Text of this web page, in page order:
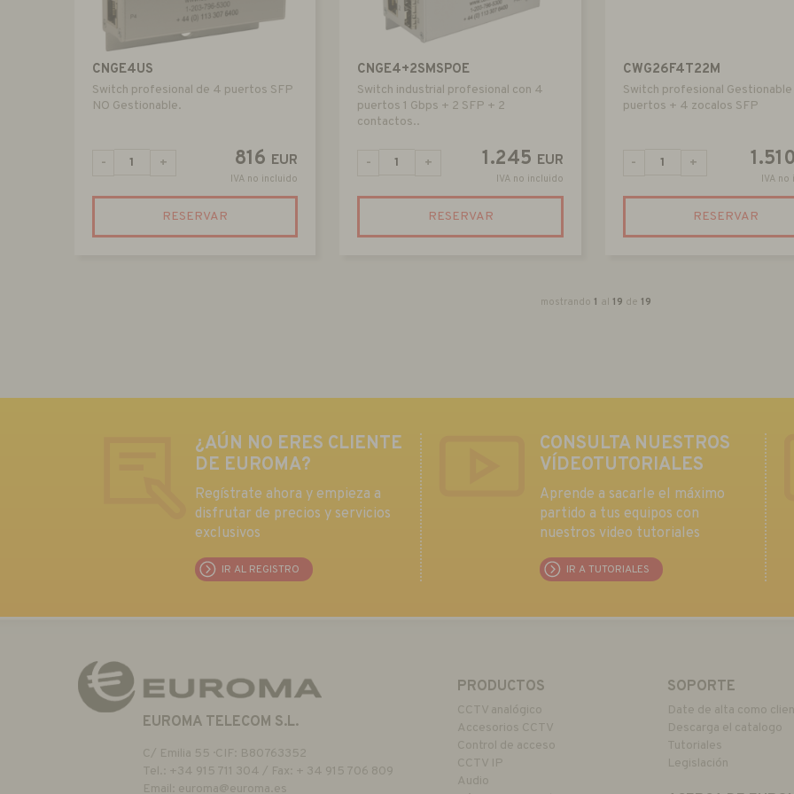
CNGE4US
Switch profesional de 4 puertos SFP
NO Gestionable.
816 EUR
IVA no incluido
- +
RESERVAR
CNGE4+2SMSPOE
Switch industrial profesional con 4
puertos 1 Gbps + 2 SFP + 2
contactos..
1.245 EUR
IVA no incluido
- +
RESERVAR
CWG26F4T22M
Switch profesional
puertos + 4 zocalos SFP
1.510
IVA no
- +
RESERVAR
mostrando 1 al 19 de 19
¿AÚN NO ERES CLIENTE
DE EUROMA?
Regístrate ahora y empieza a
disfrutar de precios y servicios
exclusivos
IR AL REGISTRO
CONSULTA NUESTROS
VÍDEOTUTORIALES
Aprende a sacarle el máximo
partido a tus equipos con
nuestros video tutoriales
IR A TUTORIALES
EUROMA TELECOM S.L.
C/ Emilia 55 · CIF: B80763352
Tel.: +34 915 711 304 / Fax: + 34 915 706 809
Email: euroma@euroma.es
PRODUCTOS
CCTV analógico
Accesorios CCTV
Control de acceso
CCTV IP
Audio
SOPORTE
Date de alta como
Descarga el catalogo
Tutoriales
Legislación